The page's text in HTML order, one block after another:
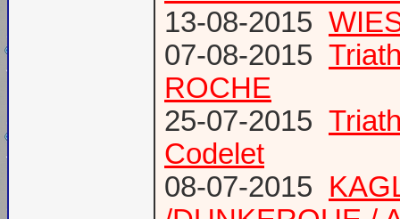
13-08-2015
07-08-2015
ROCHE
25-07-2015
Codelet
08-07-2015